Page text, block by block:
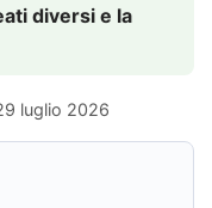
diversi e la
luglio 2026